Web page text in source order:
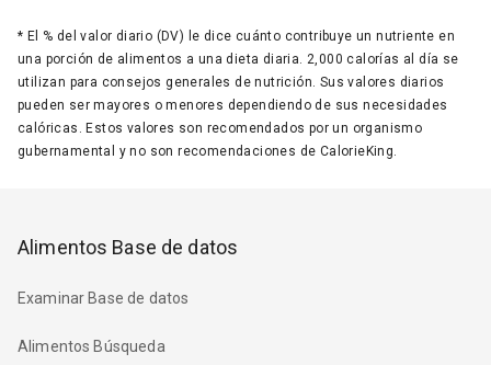
* El % del valor diario (DV) le dice cuánto contribuye un nutriente en
una porción de alimentos a una dieta diaria. 2,000 calorías al día se
utilizan para consejos generales de nutrición. Sus valores diarios
pueden ser mayores o menores dependiendo de sus necesidades
calóricas. Estos valores son recomendados por un organismo
gubernamental y no son recomendaciones de CalorieKing.
Alimentos Base de datos
Examinar Base de datos
Alimentos Búsqueda